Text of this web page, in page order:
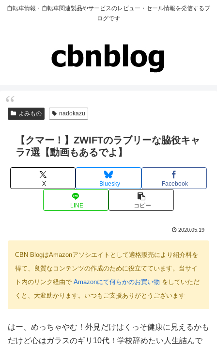
自転車情報・自転車関連製品やサービスのレビュー・セール情報を発信するブ
ログです
よみもの nadokazu
【クマー！】ZWIFTのラブリーな脇役キャ
ラ7選【動画もあるでよ】
X Bluesky Facebook
LINE コピー
2020.05.19
CBN BlogはAmazonアソシエイトとして適格販売により紹介料を
得て、良質なコンテンツの作成のために役立てています。当サイ
ト内のリンク経由で Amazonにて何らかのお買い物 をしていただ
くと、大変助かります。いつもご支援ありがとうございます
はー、めっちゃやむ！外見だけはくっそ健康に見えるかも
だけど心はガラスのギリ10代！学校辞めたい人生詰んで